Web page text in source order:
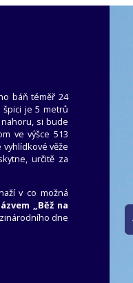
báň téměř 24
je 5 metrů
nahoru, si bude
ve výšce 513
věže
určitě za
v co možná
„Běž na
dne